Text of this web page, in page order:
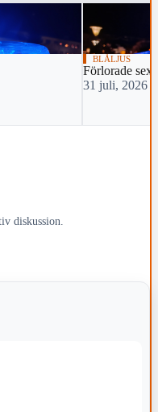
BLÅLJUS
Förlorade
31 juli, 2026
diskussion.